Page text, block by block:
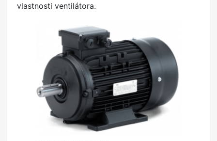
vlastnosti ventilátora.